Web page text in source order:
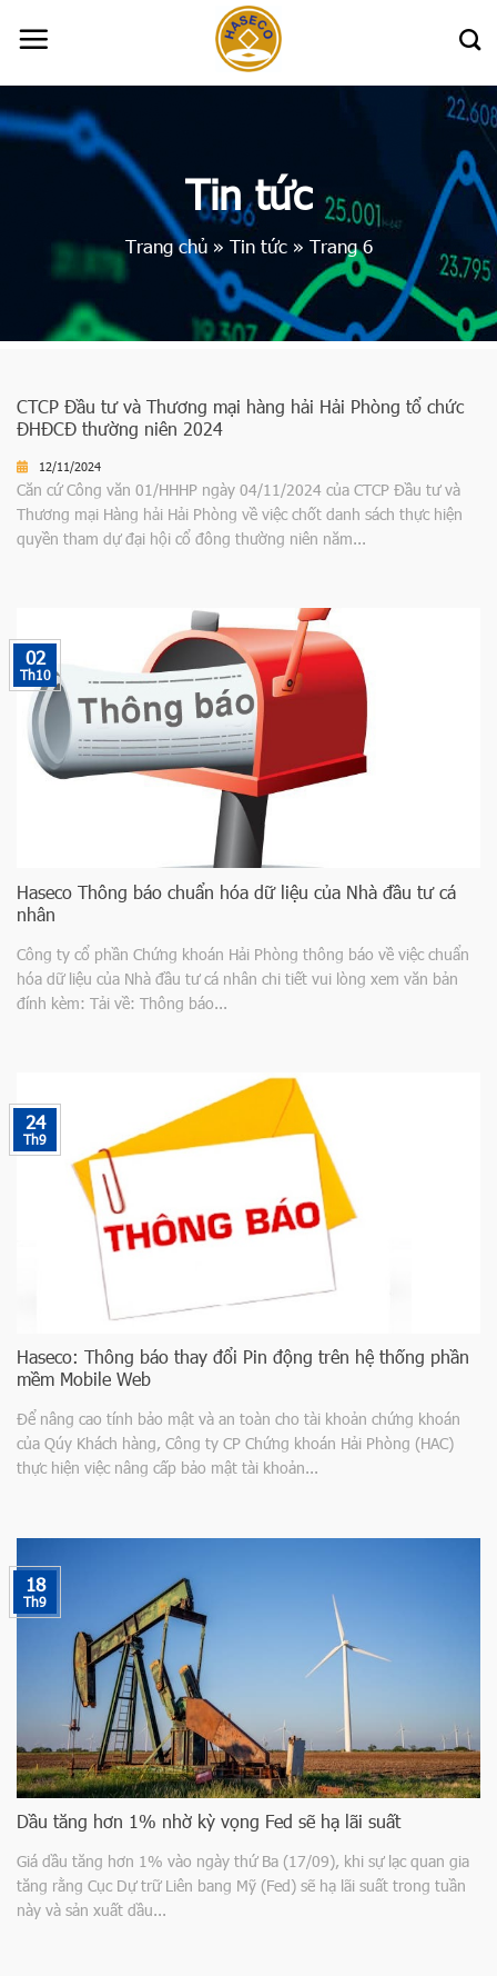
Tin tức
Trang chủ» Tin tức» Trang 6
CTCP Đầu tư và Thương mại hàng hải Hải Phòng tổ chức
ĐHĐCĐ thường niên 2024
12/11/2024
Căn cứ Công văn 01/HHHP ngày 04/11/2024 của CTCP Đầu tư và
Thương mại Hàng hải Hải Phòng về việc chốt danh sách thực hiện
quyền tham dự đại hội cổ đông thường niên năm...
Haseco Thông báo chuẩn hóa dữ liệu của Nhà đầu tư cá
nhân
Công ty cổ phần Chứng khoán Hải Phòng thông báo về việc chuẩn
hóa dữ liệu của Nhà đầu tư cá nhân chi tiết vui lòng xem văn bản
đính kèm: Tải về: Thông báo...
02
Th10
Haseco: Thông báo thay đổi Pin động trên hệ thống phần
mềm Mobile Web
Để nâng cao tính bảo mật và an toàn cho tài khoản chứng khoán
của Qúy Khách hàng, Công ty CP Chứng khoán Hải Phòng (HAC)
thực hiện việc nâng cấp bảo mật tài khoản...
24
Th9
Dầu tăng hơn 1% nhờ kỳ vọng Fed sẽ hạ lãi suất
Giá dầu tăng hơn 1% vào ngày thứ Ba (17/09), khi sự lạc quan gia
tăng rằng Cục Dự trữ Liên bang Mỹ (Fed) sẽ hạ lãi suất trong tuần
này và sản xuất dầu...
18
Th9